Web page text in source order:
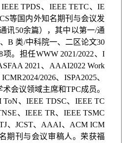
TPDS、IEEE TETC、IE
等国内外知名期刊与会议发
讯50余篇），其中以第一/通
B 类/中科院一、二区论文30
。担任WWW 2021/2022、I
2021、AAAI2022 Work
2026、ISPA2025、
会议领域主席和TPC成员。
、IEEE TDSC、IEEE TC
、IEEE TR、IEEE TSMC
、JCST、AAAI、ACM ICM
期刊与会议审稿人。荣获福